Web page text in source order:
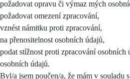
požadovat opravu či výmaz mých
požadovat omezení zpracování,
vznést námitku proti zpracování,
na přenositelnost osobních údajů,
podat stížnost proti zpracování osobních
osobních údajů.
Byl/a jsem poučen/a, že mám v souladu